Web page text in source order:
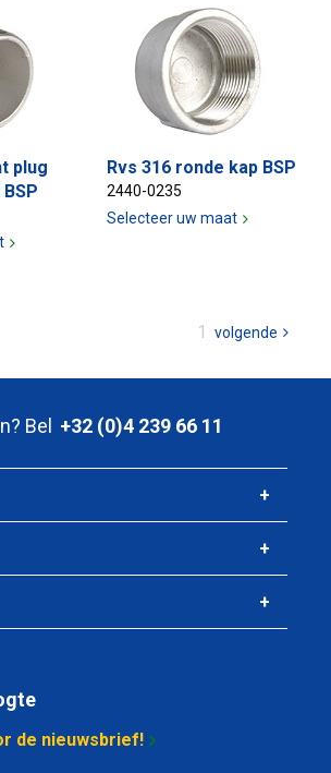
plug
Rvs 316 ronde kap BSP
2440-0235
Selecteer uw maat
U
pagina
1 volgende pagina
Bel +32 (0)4 239 66 11
de nieuwsbrief!